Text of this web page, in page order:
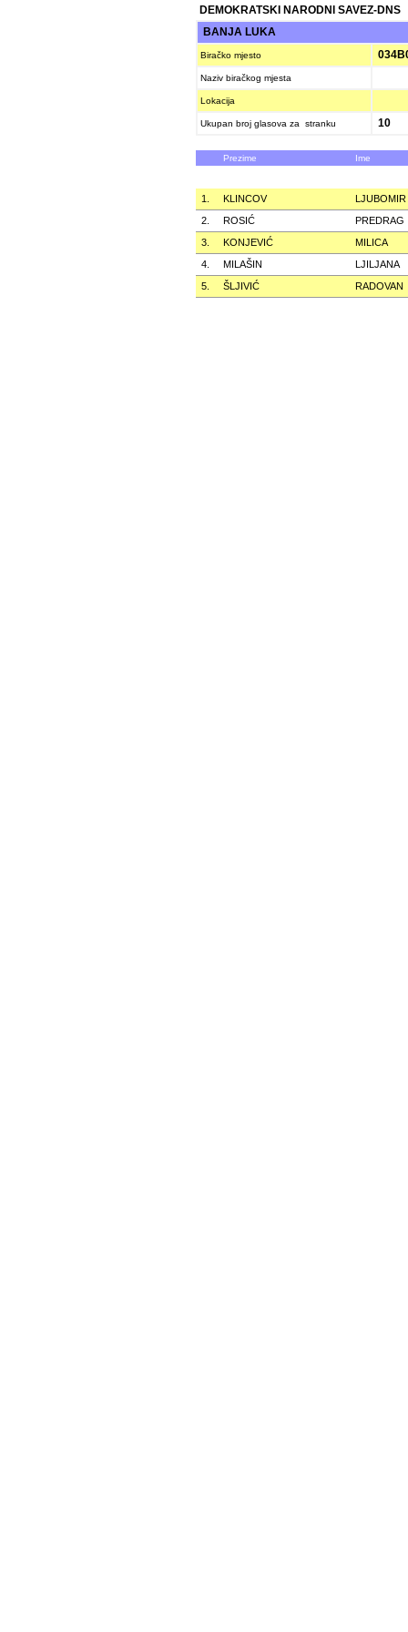
DEMOKRATSKI NARODNI SAVEZ-DNS
BANJA LUKA
Biračko mjesto
Naziv biračkog mjesta
Lokacija
Ukupan broj glasova za stranku 10
Prezime Ime
1. KLINCOV
LJUBOMIR
2.
ROSIĆ
PREDRAG
3.
KONJEVIĆ
MILICA
4.
MILAŠIN
LJILJANA
5.
ŠLJIVIĆ RADOVAN